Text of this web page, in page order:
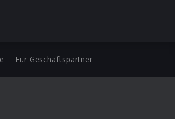
Für Geschäftspartner